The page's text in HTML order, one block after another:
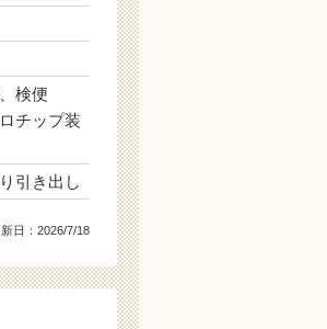
検便
チップ装
引き出し
日：2026/7/18